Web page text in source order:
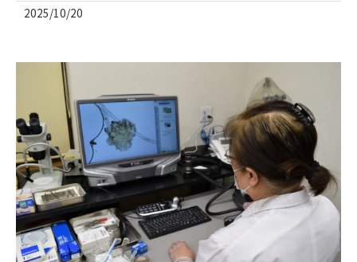
2025/10/20